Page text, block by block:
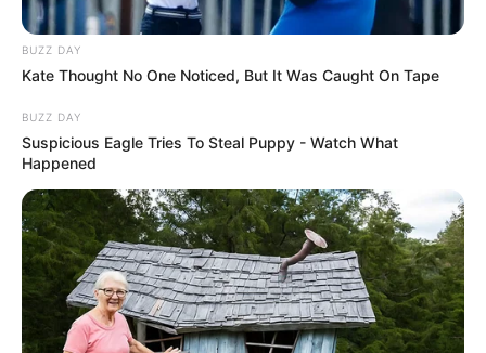
Tampil Lebih Modern, 7 Potret
Hasil Renovasi Rumah Berusia
BUZZ DAY
Kate Thought No One Noticed, But It Was Caught On Tape
BUZZ DAY
Suspicious Eagle Tries To Steal Puppy - Watch What
Happened